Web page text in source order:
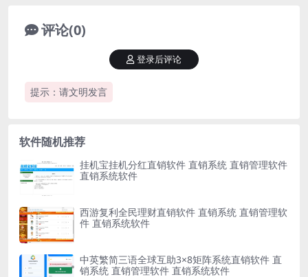
评论(0)
提示：请文明发言
登录后评论
软件随机推荐
挂机宝挂机分红直销软件 直销系统 直销管理软件
直销系统软件
西游复利全民理财直销软件 直销系统 直销管理软
件 直销系统软件
中英繁简三语全球互助3×8矩阵系统直销软件 直
销系统 直销管理软件 直销系统软件